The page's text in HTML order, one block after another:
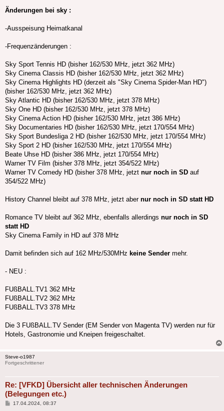
Änderungen bei sky :
-Ausspeisung Heimatkanal
-Frequenzänderungen :
Sky Sport Tennis HD (bisher 162/530 MHz, jetzt 362 MHz)
Sky Cinema Classis HD (bisher 162/530 MHz, jetzt 362 MHz)
Sky Cinema Highlights HD (derzeit als "Sky Cinema Spider-Man HD")
(bisher 162/530 MHz, jetzt 362 MHz)
Sky Atlantic HD (bisher 162/530 MHz, jetzt 378 MHz)
Sky One HD (bisher 162/530 MHz, jetzt 378 MHz)
Sky Cinema Action HD (bisher 162/530 MHz, jetzt 386 MHz)
Sky Documentaries HD (bisher 162/530 MHz, jetzt 170/554 MHz)
Sky Sport Bundesliga 2 HD (bisher 162/530 MHz, jetzt 170/554 MHz)
Sky Sport 2 HD (bisher 162/530 MHz, jetzt 170/554 MHz)
Beate Uhse HD (bisher 386 MHz, jetzt 170/554 MHz)
Warner TV Film (bisher 378 MHz, jetzt 354/522 MHz)
Warner TV Comedy HD (bisher 378 MHz, jetzt nur noch in SD auf
354/522 MHz)
History Channel bleibt auf 378 MHz, jetzt aber nur noch in SD statt HD
Romance TV bleibt auf 362 MHz, ebenfalls allerdings nur noch in SD
statt HD
Sky Cinema Family in HD auf 378 MHz
Damit befinden sich auf 162 MHz/530MHz keine Sender mehr.
- NEU :
FUßBALL.TV1 362 MHz
FUßBALL.TV2 362 MHz
FUßBALL.TV3 378 MHz
Die 3 FUßBALL.TV Sender (EM Sender von Magenta TV) werden nur für
Hotels, Gastronomie und Kneipen freigeschaltet.
Steve-o1987
Fortgeschrittener
Re: [VFKD] Übersicht aller technischen Änderungen
(Belegungen etc.)
Beitrag
17.04.2024, 08:37